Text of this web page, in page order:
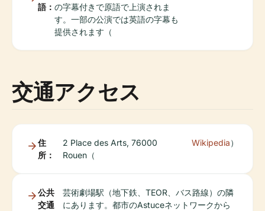
語： の字幕付きで原語で上演されま
す。一部の公演では英語の字幕も
提供されます（
交通アクセス
住
所：
2 Place des Arts, 76000
Rouen（
Wikipedia）
公共
交通
芸術劇場駅（地下鉄、TEOR、バス路線）の隣
にあります。都市のAstuceネットワークから